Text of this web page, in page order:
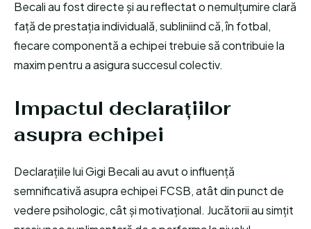
Becali au fost directe și au reflectat o nemulțumire clară
față de prestația individuală, subliniind că, în fotbal,
fiecare componentă a echipei trebuie să contribuie la
maxim pentru a asigura succesul colectiv.
Impactul declarațiilor
asupra echipei
Declarațiile lui Gigi Becali au avut o influență
semnificativă asupra echipei FCSB, atât din punct de
vedere psihologic, cât și motivațional. Jucătorii au simțit